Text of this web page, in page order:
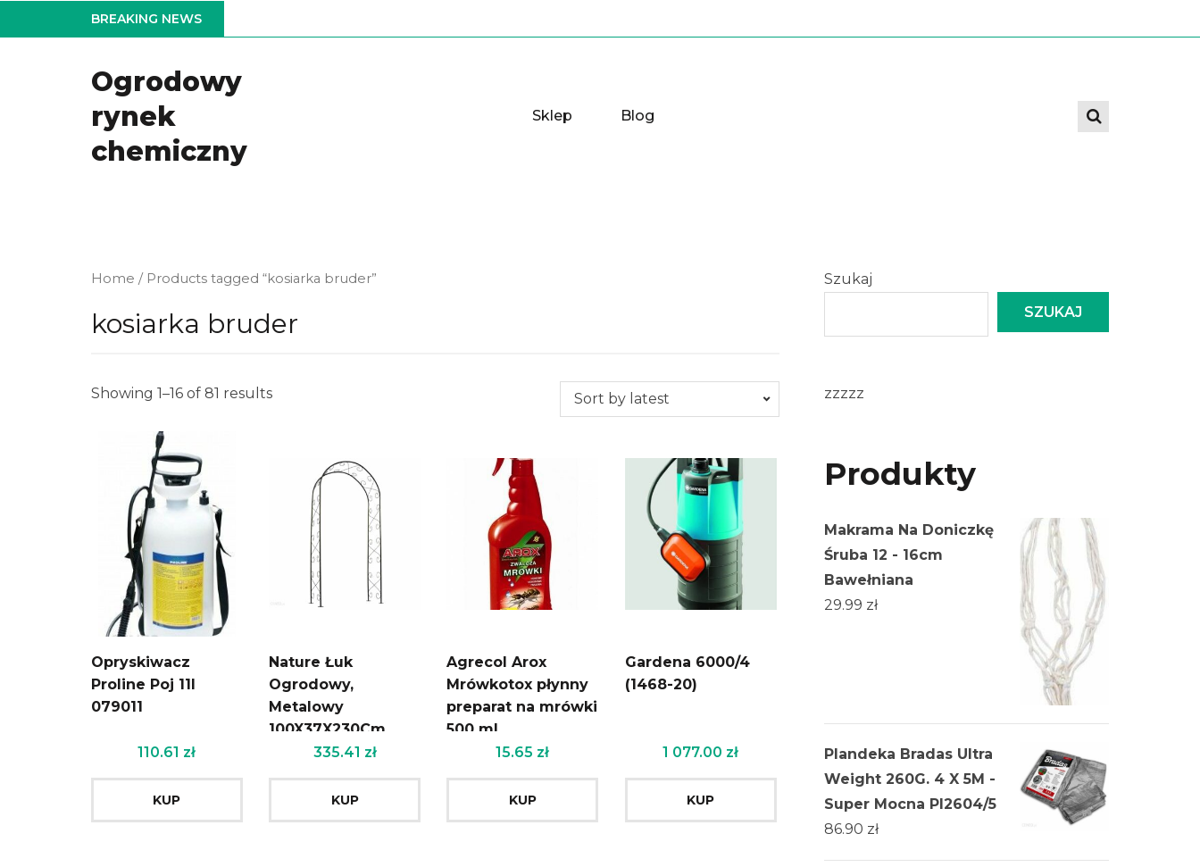
to
BREAKING NEWS
Ogrodowy
rynek
chemiczny
Sklep Blog
Home / Products tagged “kosiarka bruder”
kosiarka bruder
Showing 1–16 of 81 results
Opryskiwacz
Proline Poj 11l
079011
110.61 zł
KUP
Nature Łuk
Ogrodowy,
Metalowy
100X37X230Cm
Czarny335.41 zł
KUP
Agrecol Arox
Mrówkotox płynny
preparat na mrówki
500 ml
15.65 zł
KUP
Gardena 6000/4
(1468-20)
1 077.00 zł
KUP
Szukaj
SZUKAJ
zzzzz
Produkty
Makrama Na Doniczkę
Śruba 12 - 16cm
Bawełniana
29.99 zł
Plandeka Bradas Ultra
Weight 260G. 4 X 5M -
Super Mocna Pl2604/5
86.90 zł